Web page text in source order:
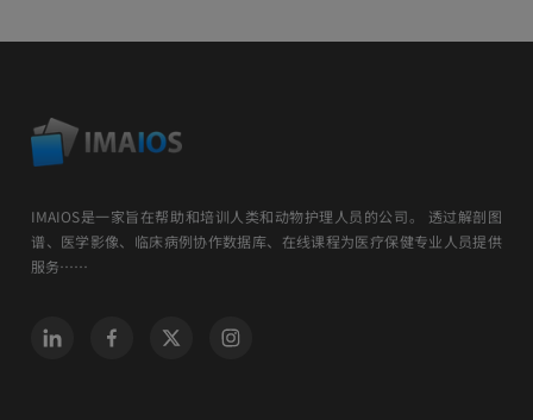
IMAIOS是一家旨在帮助和培训人类和动物护理人员的公司。 透过解剖图
谱、医学影像、临床病例协作数据库、在线课程为医疗保健专业人员提供
服务……